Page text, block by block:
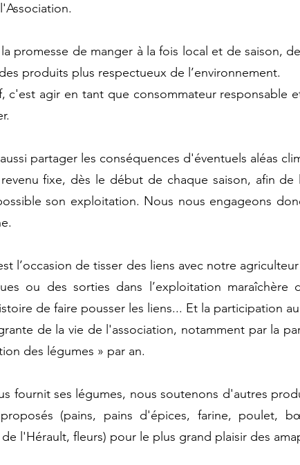
la promesse de manger à la fois local et de saison,
produits plus respectueux de l’environnement.
c'est agir en tant que consommateur responsable
partager les conséquences d'éventuels aléas
fixe, dès le début de chaque saison, afin
son exploitation. Nous nous engageons
l’occasion de tisser des liens avec notre
ou des sorties dans l’exploitation maraîchère
de faire pousser les liens... Et la participation
de la vie de l'association, notamment par la
des légumes » par an.
fournit ses légumes, nous soutenons d'autres
(pains, pains d'épices, farine, poulet,
l'Hérault, fleurs) pour le plus grand plaisir des